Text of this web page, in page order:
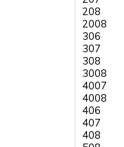
208
2008
306
307
308
3008
4007
4008
406
407
408